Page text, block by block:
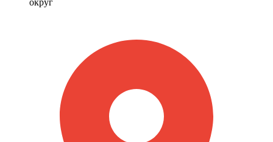
округ